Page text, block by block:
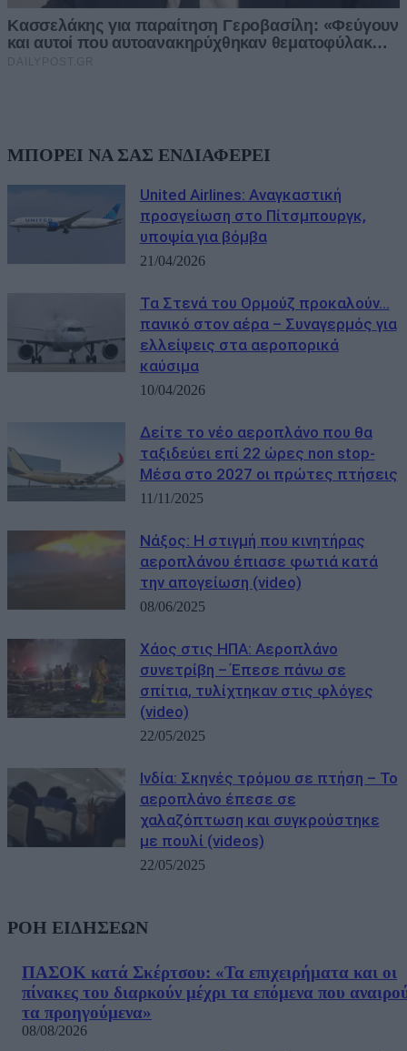
ΜΠΟΡΕΙ ΝΑ ΣΑΣ ΕΝΔΙΑΦΕΡΕΙ
United Airlines: Αναγκαστική
προσγείωση στο Πίτσμπουργκ,
υποψία για βόμβα
21/04/2026
Τα Στενά του Ορμούζ προκαλούν…
πανικό στον αέρα – Συναγερμός για
ελλείψεις στα αεροπορικά
καύσιμα
10/04/2026
Δείτε το νέο αεροπλάνο που θα
ταξιδεύει επί 22 ώρες non stop-
Μέσα στο 2027 οι πρώτες πτήσεις
11/11/2025
Νάξος: Η στιγμή που κινητήρας
αεροπλάνου έπιασε φωτιά κατά
την απογείωση (video)
08/06/2025
Χάος στις ΗΠΑ: Αεροπλάνο
συνετρίβη – Έπεσε πάνω σε
σπίτια, τυλίχτηκαν στις φλόγες
(video)
22/05/2025
Ινδία: Σκηνές τρόμου σε πτήση – Το
αεροπλάνο έπεσε σε
χαλαζόπτωση και συγκρούστηκε
με πουλί (videos)
22/05/2025
ΡΟΗ ΕΙΔΗΣΕΩΝ
ΠΑΣΟΚ κατά Σκέρτσου: «Τα επιχειρήματα και οι
πίνακες του διαρκούν μέχρι τα επόμενα που
τα προηγούμενα»
08/08/2026